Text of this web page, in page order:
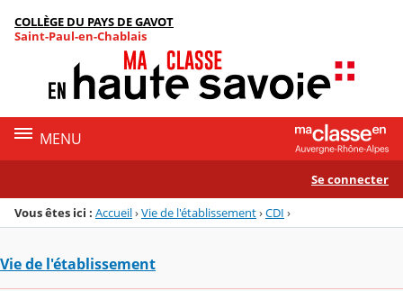
Menu de la rubrique
Contenu
COLLÈGE DU PAYS DE GAVOT
Saint-Paul-en-Chablais
MENU
Se connecter
Vous êtes ici : Accueil›Vie de l'établissement›CDI ›
Vie de l'établissement